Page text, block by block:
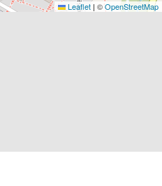
Leaflet | ©OpenStreetMap